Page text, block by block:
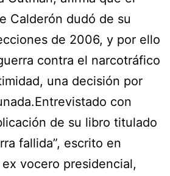
Calderón dudó de su
de 2006, y por ello
contra el narcotráfico
una decisión por
con
de su libro titulado
fallida”, escrito en
vocero presidencial,